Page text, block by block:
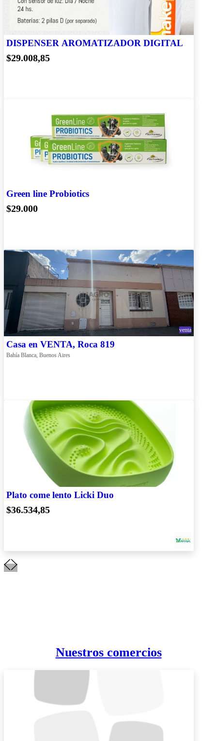
DISPENSER AROMATIZADOR DIGITAL
$29.008,85
Green line Probiotics
$29.000
venta
Casa en VENTA, Roca 819
Bahía Blanca, Buenos Aires
Plato come lento Licki Duo
$36.534,85
Nuestros comercios